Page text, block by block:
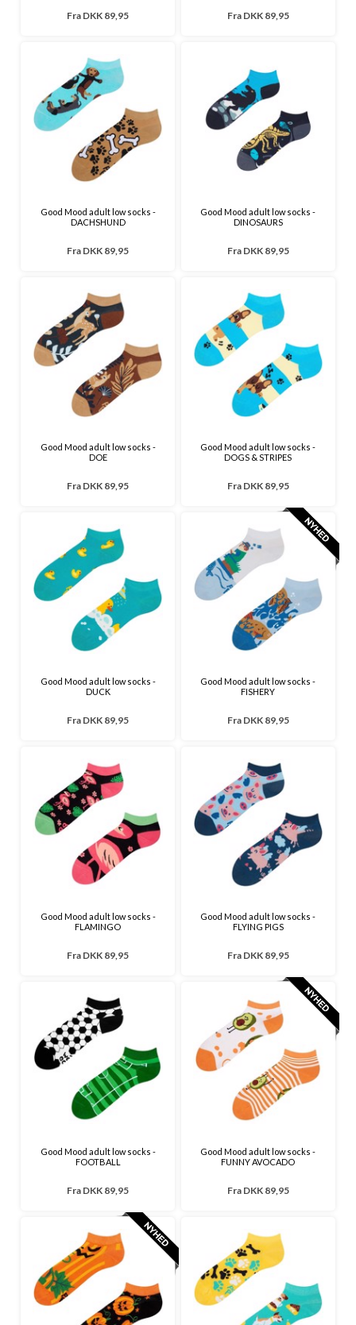
Fra DKK 89,95 Fra DKK 89,95
Good Mood adult low socks -
DACHSHUND
Fra DKK 89,95
Good Mood adult low socks -
DINOSAURS
Fra DKK 89,95
Good Mood adult low socks -
DOE
Fra DKK 89,95
Good Mood adult low socks -
DOGS & STRIPES
Fra DKK 89,95
Good Mood adult low socks -
DUCK
Fra DKK 89,95
Good Mood adult low socks -
FISHERY
Fra DKK 89,95
Good Mood adult low socks -
FLAMINGO
Fra DKK 89,95
Good Mood adult low socks -
FLYING PIGS
Fra DKK 89,95
Good Mood adult low socks -
FOOTBALL
Fra DKK 89,95
Good Mood adult low socks -
FUNNY AVOCADO
Fra DKK 89,95